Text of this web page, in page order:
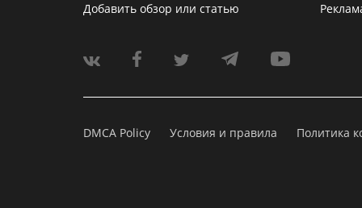
Добавить обзор или статью
DMCA Policy Условия и правила Политика